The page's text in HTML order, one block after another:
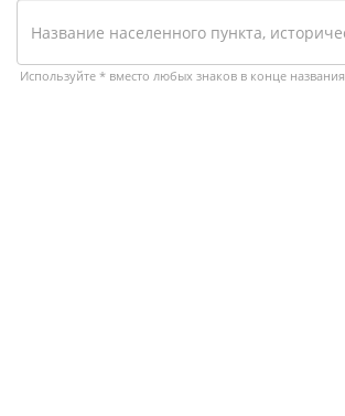
Используйте * вместо любых знаков в конце названия